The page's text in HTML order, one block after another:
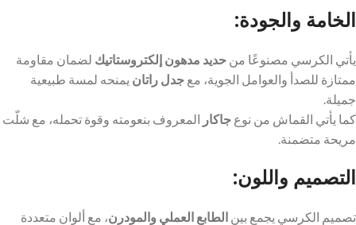
الخامة والجودة:
يأتي الكرسي مصنوعًا من حديد مدهون إلكتروستاتيك لضمان مقاومة
ممتازة للصدأ والعوامل الجوية، مع جدل راتان يمنحه لمسة طبيعية
جميلة.
كما يأتي القماش من نوع جاكار المعروف بنعومته وقوة تحمله، مع شلّت
مريحة متضمنة.
التصميم واللون:
تصميم الكرسي يجمع بين الطابع العملي والمودرن، مع ألوان متعددة